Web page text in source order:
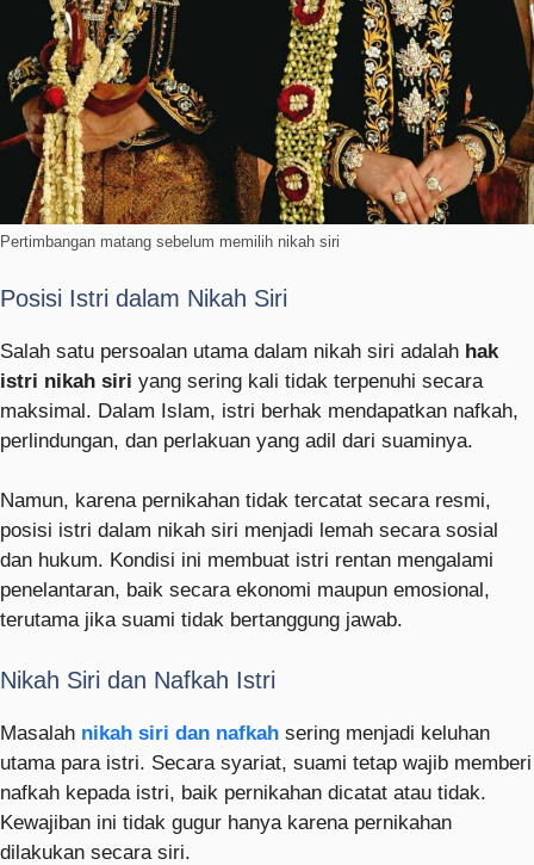
Pertimbangan matang sebelum memilih nikah siri
Posisi Istri dalam Nikah Siri
Salah satu persoalan utama dalam nikah siri adalah hak
istri nikah siri yang sering kali tidak terpenuhi secara
maksimal. Dalam Islam, istri berhak mendapatkan nafkah,
perlindungan, dan perlakuan yang adil dari suaminya.
Namun, karena pernikahan tidak tercatat secara resmi,
posisi istri dalam nikah siri menjadi lemah secara sosial
dan hukum. Kondisi ini membuat istri rentan mengalami
penelantaran, baik secara ekonomi maupun emosional,
terutama jika suami tidak bertanggung jawab.
Nikah Siri dan Nafkah Istri
Masalah nikah siri dan nafkah sering menjadi keluhan
utama para istri. Secara syariat, suami tetap wajib memberi
nafkah kepada istri, baik pernikahan dicatat atau tidak.
Kewajiban ini tidak gugur hanya karena pernikahan
dilakukan secara siri.